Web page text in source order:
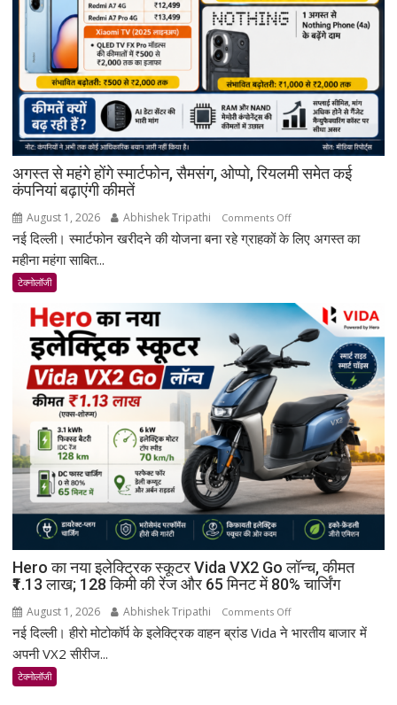
अगस्त से महंगे होंगे स्मार्टफोन, सैमसंग, ओप्पो, रियलमी समेत कई
कंपनियां बढ़ाएंगी कीमतें
August 1, 2026 Abhishek Tripathi Comments Offon
अगस्त
स्मार्टफोन,
सैमसंग,
रियलमी
कई
कंपनियां
बढ़ाएंगी
कीमतें
नई दिल्ली। स्मार्टफोन खरीदने की योजना बना रहे ग्राहकों के लिए अगस्त का
महीना महंगा साबित...
टेक्नोलॉजी
Hero का नया इलेक्ट्रिक स्कूटर Vida VX2 Go लॉन्च, कीमत
₹1.13 लाख; 128 किमी की रेंज और 65 मिनट में 80% चार्जिंग
August 1, 2026 Abhishek Tripathi Comments Offon
Hero
नई दिल्ली। हीरो मोटोकॉर्प के इलेक्ट्रिक वाहन ब्रांड Vida ने भारतीय बाजार में
अपनी VX2 सीरीज...
टेक्नोलॉजी